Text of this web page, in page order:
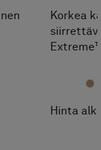
Korkea
Hinta alk